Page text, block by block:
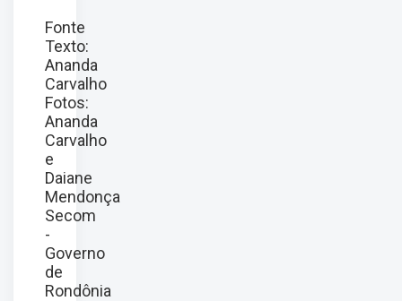
Fonte
Texto:
Ananda
Carvalho
Fotos:
Ananda
Carvalho
e
Daiane
Mendonça
Secom
-
Governo
de
Rondônia